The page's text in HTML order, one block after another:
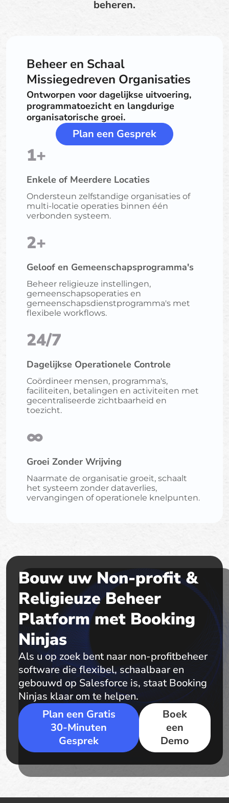
beheren.
Beheer en Schaal
Missiegedreven Organisaties
Ontworpen voor dagelijkse uitvoering,
programmatoezicht en langdurige
organisatorische groei.
Plan een Gesprek
1+
Enkele of Meerdere Locaties
Ondersteun zelfstandige organisaties of
multi-locatie operaties binnen één
verbonden systeem.
2+
Geloof en Gemeenschapsprogramma's
Beheer religieuze instellingen,
gemeenschapsoperaties en
gemeenschapsdienstprogramma's met
flexibele workflows.
24/7
Dagelijkse Operationele Controle
Coördineer mensen, programma's,
faciliteiten, betalingen en activiteiten met
gecentraliseerde zichtbaarheid en
toezicht.
∞
Groei Zonder Wrijving
Naarmate de organisatie groeit, schaalt
het systeem zonder dataverlies,
vervangingen of operationele knelpunten.
Bouw uw Non-profit &
Religieuze Beheer
Platform met Booking
Ninjas
Als u op zoek bent naar non-profitbeheer
software die flexibel, schaalbaar en
gebouwd op Salesforce is, staat Booking
Ninjas klaar om te helpen.
Plan een Gratis
30-Minuten
Gesprek
Boek
een
Demo